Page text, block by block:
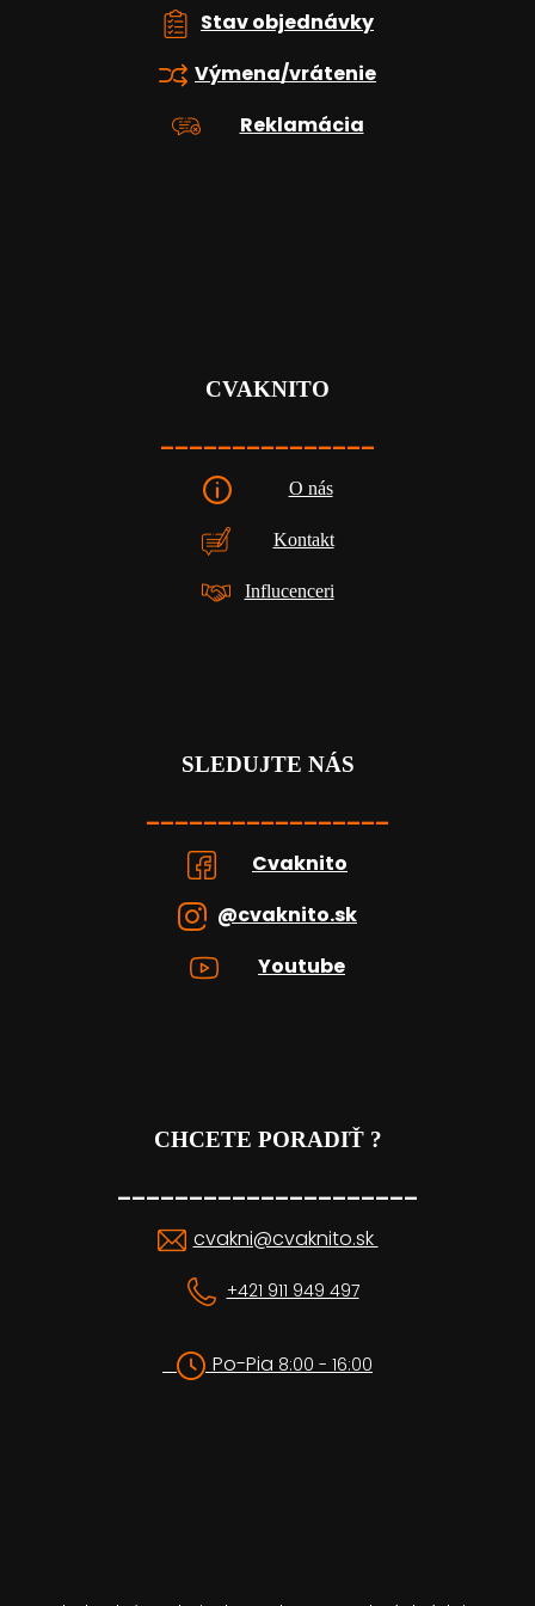
Stav objednávky
Výmena/vrátenie
Reklamácia
CVAKNITO
_______________
O nás
Kontakt
Influcenceri
SLEDUJTE NÁS
_________________
Cvaknito
@cvaknito.sk
Youtube
CHCETE PORADIŤ ?
_____________________
cvakni@cvaknito.sk
+421 911 949 497
Po-Pia 8:00 - 16:00